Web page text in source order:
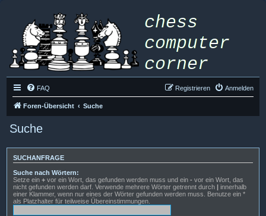
FAQ Anmelden
Registrieren
Foren-Übersicht Suche
Suche
SUCHANFRAGE
Suche nach Wörtern:
Setze ein + vor ein Wort, das gefunden werden muss und ein - vor ein Wort, das
nicht gefunden werden darf. Verwende mehrere Wörter getrennt durch | innerhalb
einer Klammer, wenn nur eines der Wörter gefunden werden muss. Benutze ein *
als Platzhalter für teilweise Übereinstimmungen.